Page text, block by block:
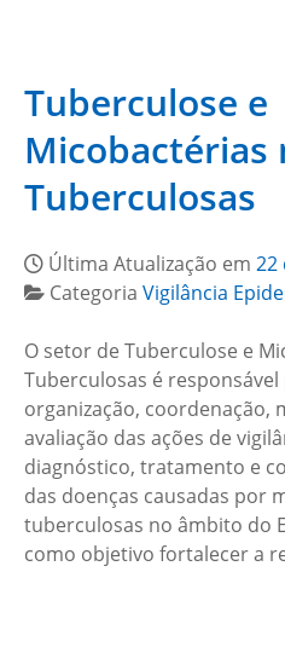
Tuberculose e
Micobactérias
Tuberculosas
Última Atualização em 22
Categoria Vigilância
O setor de Tuberculose e
Tuberculosas é
organização, coordenação,
avaliação das ações de
diagnóstico, tratamento e
das doenças causadas por
tuberculosas no âmbito do
como objetivo fortalecer a